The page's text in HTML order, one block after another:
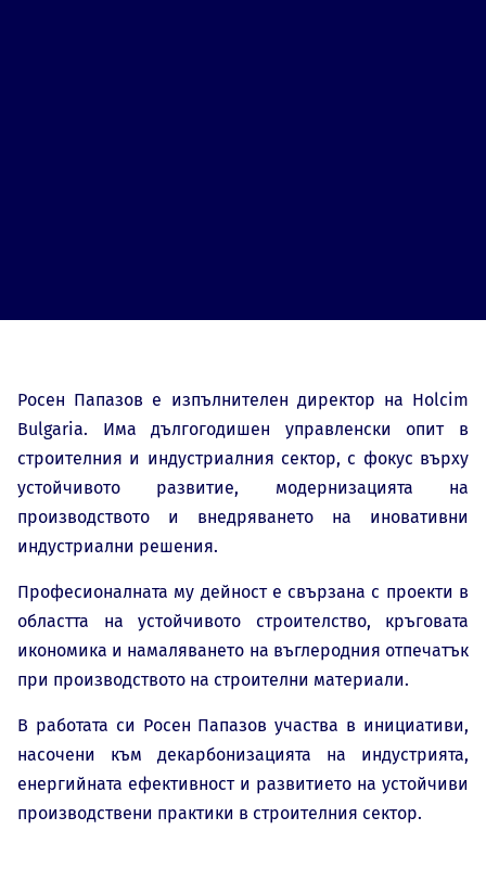
Росен Папазов е изпълнителен директор на Holcim
Bulgaria. Има дългогодишен управленски опит в
строителния и индустриалния сектор, с фокус върху
устойчивото развитие, модернизацията на
производството и внедряването на иновативни
индустриални решения.
Професионалната му дейност е свързана с проекти в
областта на устойчивото строителство, кръговата
икономика и намаляването на въглеродния отпечатък
при производството на строителни материали.
В работата си Росен Папазов участва в инициативи,
насочени към декарбонизацията на индустрията,
енергийната ефективност и развитието на устойчиви
производствени практики в строителния сектор.